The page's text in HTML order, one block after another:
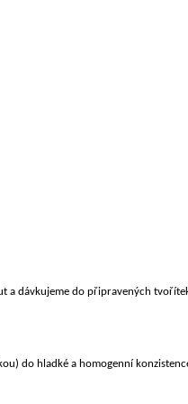
a dávkujeme do připravených
do hladké a homogenní